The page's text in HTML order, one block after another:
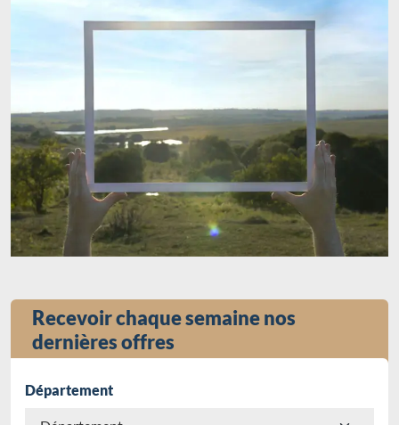
Recevoir chaque semaine nos
dernières offres
Département